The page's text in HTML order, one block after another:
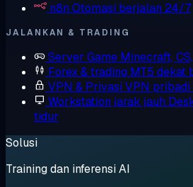
n8n Otomasi berjalan 24/7
JALANKAN & TRADING
Server Game Minecraft,
Forex & trading MT5 dekat
VPN & Privasi VPN pribadi
Workstation jarak jauh
tidur
Solusi
Training dan inferensi AI